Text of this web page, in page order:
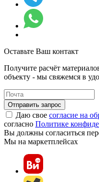
Оставьте Ваш контакт
Получите расчёт
объекту - мы свяжемся в
Отправить запрос
Даю свое согласие на
согласно Политике
Вы должны согласиться
Мы на маркетплейсах